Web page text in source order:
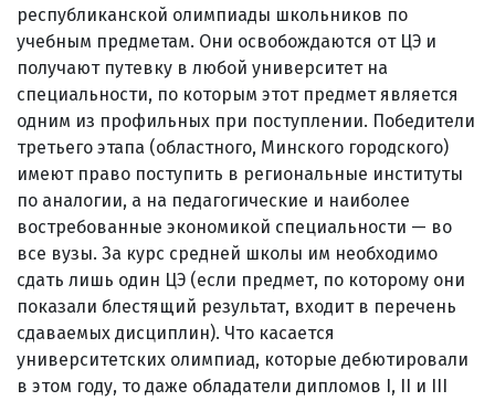
республиканской олимпиады школьников по
учебным предметам. Они освобождаются от ЦЭ и
получают путевку в любой университет на
специальности, по которым этот предмет является
одним из профильных при поступлении. Победители
третьего этапа (областного, Минского городского)
имеют право поступить в региональные институты
по аналогии, а на педагогические и наиболее
востребованные экономикой специальности — во
все вузы. За курс средней школы им необходимо
сдать лишь один ЦЭ (если предмет, по которому они
показали блестящий результат, входит в перечень
сдаваемых дисциплин). Что касается
университетских олимпиад, которые дебютировали
в этом году, то даже обладатели дипломов I, II и III